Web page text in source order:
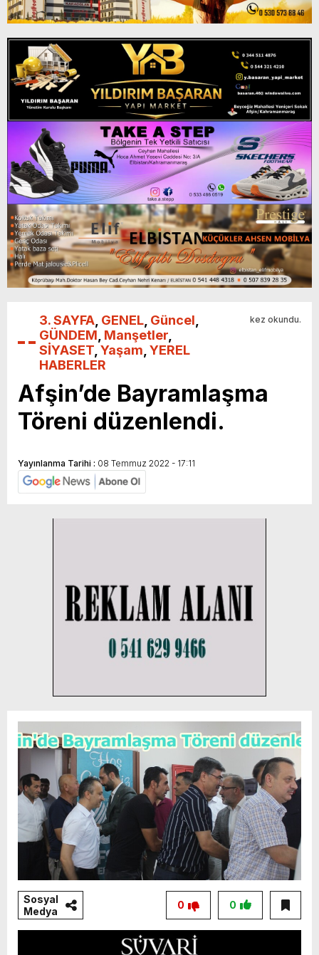
3. SAYFA GENEL Güncel
GÜNDEM Manşetler
SİYASET Yaşam YEREL
HABERLER
kez okundu.
Afşin’de Bayramlaşma
Töreni düzenlendi.
Yayınlanma Tarihi : 08 Temmuz 2022 - 17:11
Sosyal
Medya
0
0